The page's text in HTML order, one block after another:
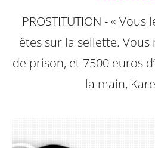
PROSTITUTION - «
êtes sur la sellette.
de prison, et 7500 euros
la main,